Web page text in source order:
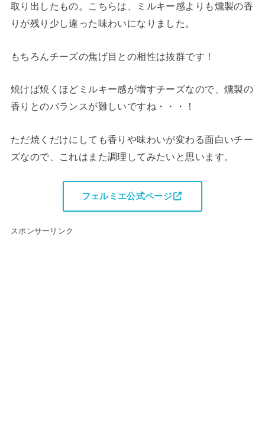
取り出したもの。こちらは、ミルキー感よりも燻製の香
りが残り少し違った味わいになりました。
もちろんチーズの焦げ目との相性は抜群です！
焼けば焼くほどミルキー感が増すチーズなので、燻製の
香りとのバランスが難しいですね・・・！
ただ焼くだけにしても香りや味わいが変わる面白いチー
ズなので、これはまた調理してみたいと思います。
フェルミエ公式ページ
スポンサーリンク